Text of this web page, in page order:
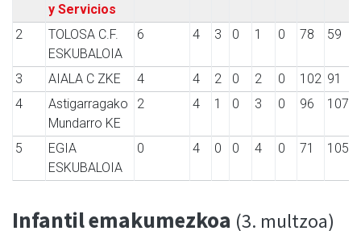
y Servicios
2
TOLOSA C.F.
ESKUBALOIA
6 4 3 0 1 0 78 59
3 AIALA C ZKE 4 4 2 0 2 0 102 91
4
Astigarragako
Mundarro KE
2 4 1 0 3 0 96 107
5
EGIA
ESKUBALOIA
0 4 0 0 4 0 71 105
Infantil emakumezkoa (3. multzoa)